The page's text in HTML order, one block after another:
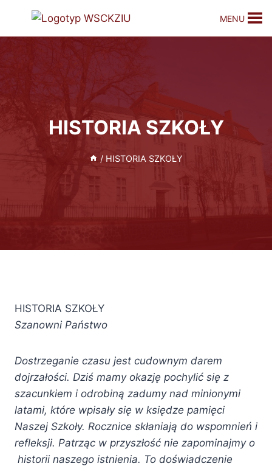
MENU
HISTORIA SZKOŁY
/ HISTORIA SZKOŁY
HISTORIA SZKOŁY
Szanowni Państwo
Dostrzeganie czasu jest cudownym darem
dojrzałości. Dziś mamy okazję pochylić się z
szacunkiem i odrobiną zadumy nad minionymi
latami, które wpisały się w księdze pamięci
Naszej Szkoły. Rocznice skłaniają do wspomnień i
refleksji. Patrząc w przyszłość nie zapominajmy o
historii naszego istnienia. To doświadczenie